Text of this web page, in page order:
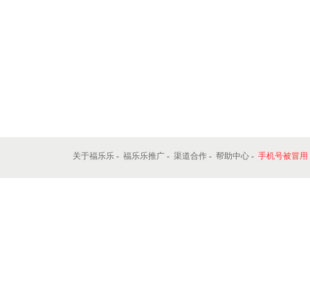
关于福乐乐 - 福乐乐推广 - 渠道合作 - 帮助中心 - 手机号被冒用